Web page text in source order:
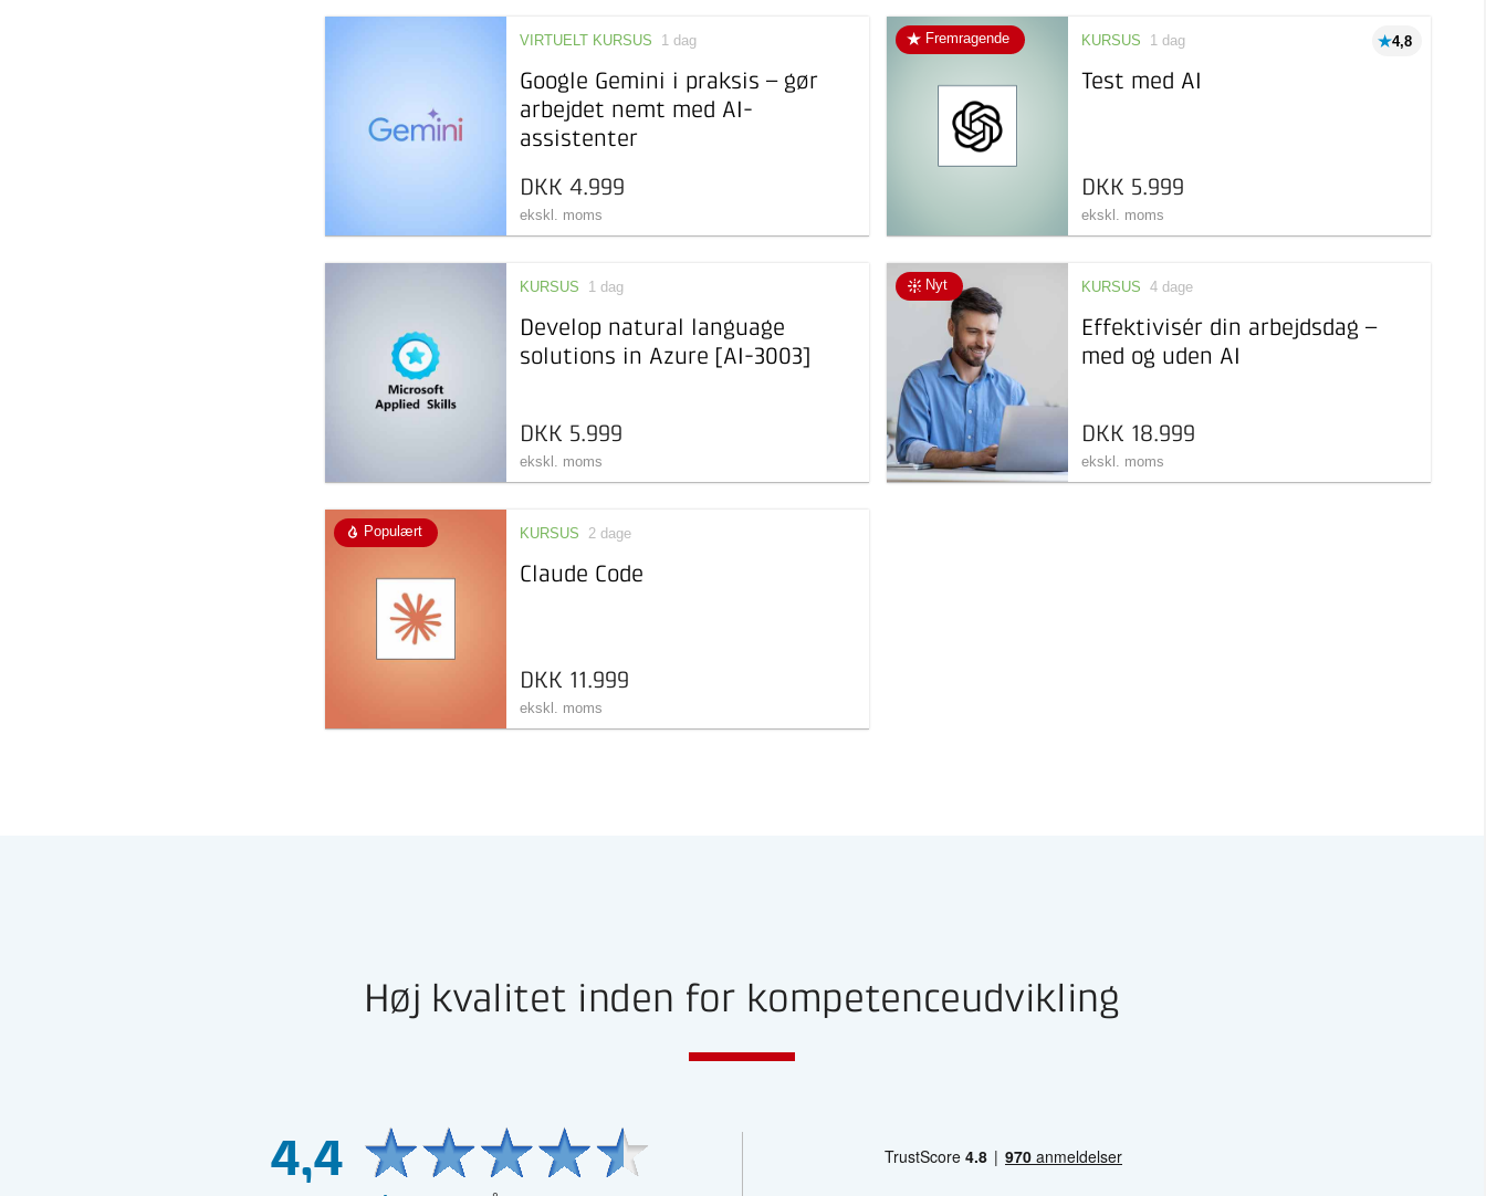
VIRTUELT KURSUS 1 dag
Google Gemini i praksis – gør
arbejdet nemt med AI-
assistenter
DKK 4.999
ekskl. moms
Fremragende 4,8
KURSUS 1 dag
Test med AI
DKK 5.999
ekskl. moms
KURSUS 1 dag
Develop natural language
solutions in Azure [AI-3003]
DKK 5.999
ekskl. moms
Nyt KURSUS 4 dage
Effektivisér din arbejdsdag –
med og uden AI
DKK 18.999
ekskl. moms
Populært KURSUS 2 dage
Claude Code
DKK 11.999
ekskl. moms
Høj kvalitet inden for kompetenceudvikling
4,4